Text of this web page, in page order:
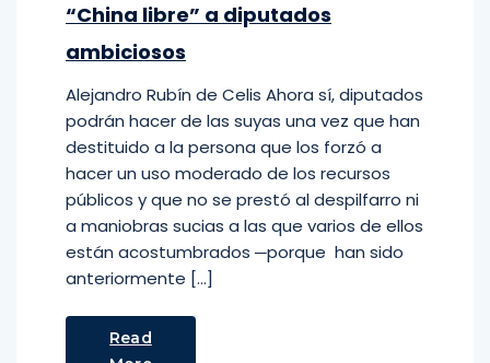
“China libre” a diputados
ambiciosos
Alejandro Rubín de Celis Ahora sí, diputados
podrán hacer de las suyas una vez que han
destituido a la persona que los forzó a
hacer un uso moderado de los recursos
públicos y que no se prestó al despilfarro ni
a maniobras sucias a las que varios de ellos
están acostumbrados ─porque han sido
anteriormente […]
Read